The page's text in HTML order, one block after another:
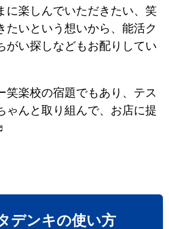
に楽しんでいただきたい、笑
たいという想いから、能活ク
がい探しなどもお配りしてい
笑楽校の宿題でもあり、テス
ゃんと取り組んで、お店に提
デンキの使い方